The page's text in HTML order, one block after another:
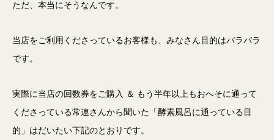
ただ、本当にそうなんです。
当店をご利用くださっているお客様も、みなさん目的はバラバラ
です。
実際に当店の回数券をご購入 ＆ もう半年以上もおへそに通って
くださっている常連さんから聞いた「酵素風呂に通っている目
的」はだいたい下記のとおりです。